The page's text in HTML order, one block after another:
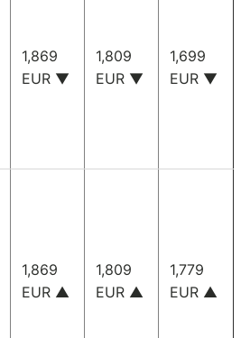
1,869
EUR ▼
1,809
EUR ▼
1,699
EUR ▼
1,869
EUR ▲
1,809
EUR ▲
1,779
EUR ▲